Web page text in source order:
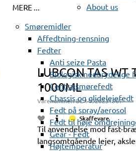
About us
MERE ...
Smøremidler
Affedtning-rensning
Fedter
Anti seize Pasta
Biologisk nedbrydelige
Centralsmørefedt
Chassis og glidelejefedt
Fedt på spray/aerosol
Fedt til høje
Gear - Fedt
Højtemperatur
LUBCON TAS WT
1000ML
Varenummer:BL 14020231907
Skaffevare
Til anvendelse mod fast-
langsomtgående lejer,